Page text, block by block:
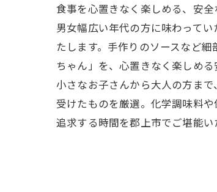
食事を心置きなく楽しめる、安
男女幅広い年代の方に味わって
たします。手作りのソースなど
ちゃん」を、心置きなく楽しめ
小さなお子さんから大人の方ま
受けたものを厳選。化学調味料
追求する時間を郡上市でご堪能い